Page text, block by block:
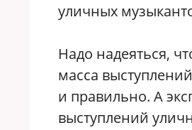
уличных
Надо надеяться,
масса
и правильно. А
выступлений